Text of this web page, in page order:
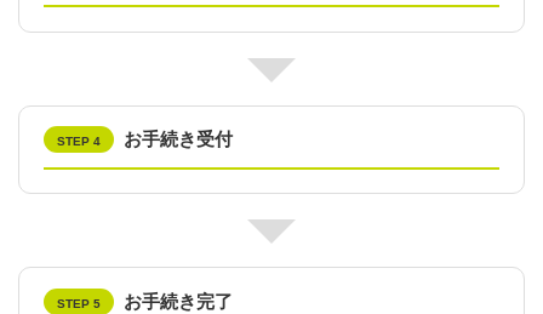
STEP 4 お手続き受付
STEP 5 お手続き完了